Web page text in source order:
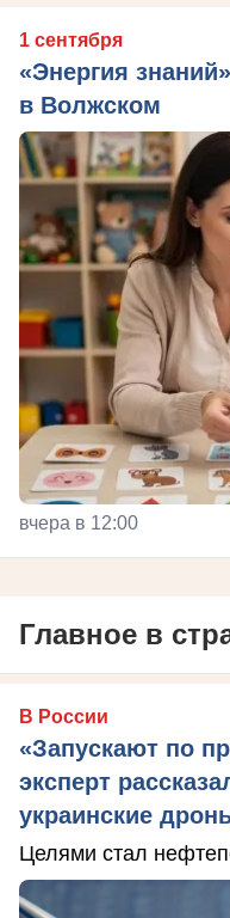
1 сентября
«Энергия
в Волжском
вчера в 12:00
Главное в
В России
«Запускают по
эксперт
украинские
Целями стал